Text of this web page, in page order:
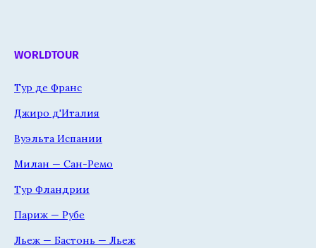
WORLDTOUR
Тур де Франс
Джиро д'Италия
Вуэльта Испании
Милан — Сан-Ремо
Тур Фландрии
Париж — Рубе
Льеж — Бастонь — Льеж